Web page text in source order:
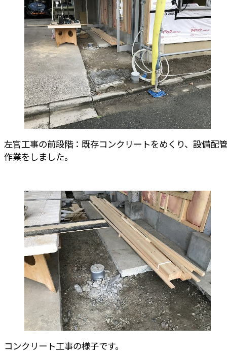
左官工事の前段階：既存コンクリートをめくり、設備配管
作業をしました。
コンクリート工事の様子です。